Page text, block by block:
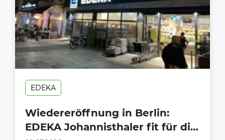
EDEKA
Wiedereröffnung in Berlin:
EDEKA Johannisthaler fit für die